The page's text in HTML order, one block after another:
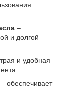
–
и долгой
и удобная
обеспечивает